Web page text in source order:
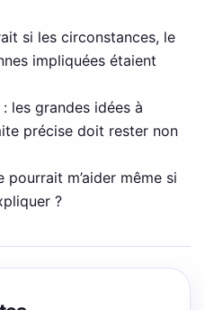
si les circonstances, le
impliquées étaient
les grandes idées à
précise doit rester non
pourrait m’aider même si
?